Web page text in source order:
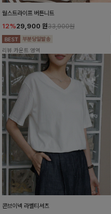
월스트라이프 버튼니트
12%29,900 원33,900원
리뷰 카운트 영역
콘브이넥 라벨티셔츠